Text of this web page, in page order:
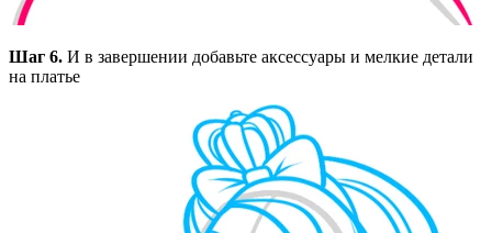
Шаг 6. И в завершении добавьте аксессуары и мелкие детали
на платье